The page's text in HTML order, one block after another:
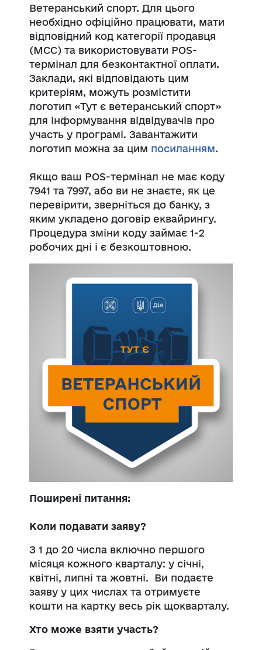
Ветеранський спорт. Для цього
необхідно офіційно працювати, мати
відповідний код категорії продавця
(МСС) та використовувати POS-
термінал для безконтактної оплати.
Заклади, які відповідають цим
критеріям, можуть розмістити
логотип «Тут є ветеранський спорт»
для інформування відвідувачів про
участь у програмі. Завантажити
логотип можна за цим посиланням.
Якщо ваш POS-термінал не має коду
7941 та 7997, або ви не знаєте, як це
перевірити, зверніться до банку, з
яким укладено договір еквайрингу.
Процедура зміни коду займає 1-2
робочих дні і є безкоштовною.
Поширені питання:
Коли подавати заяву?
З 1 до 20 числа включно першого
місяця кожного кварталу: у січні,
квітні, липні та жовтні. Ви подаєте
заяву у цих числах та отримуєте
кошти на картку весь рік щокварталу.
Хто може взяти участь?